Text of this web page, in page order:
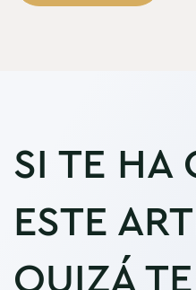
SI TE HA
ESTE